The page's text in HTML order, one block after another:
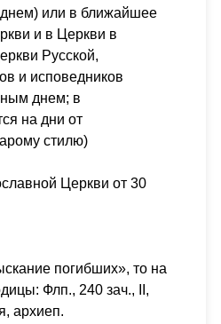
днем) или в ближайшее
и в Церкви в
Русской,
и исповедников
днем; в
на дни от
стилю)
Церкви от 30
погибших», то на
Флп., 240 зач., II,
архиеп.